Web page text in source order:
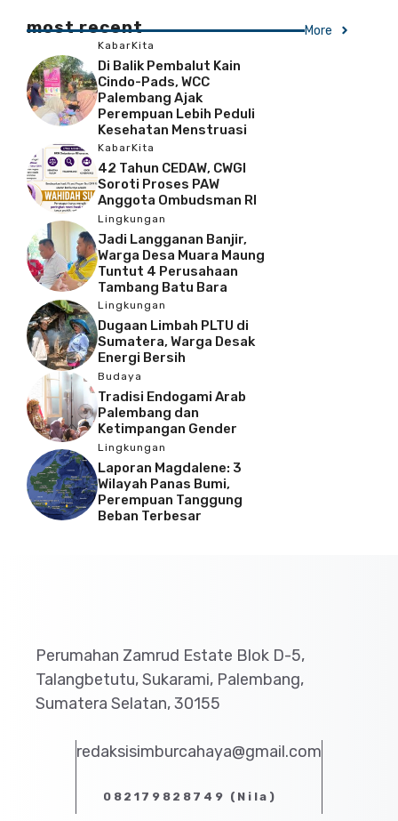
most recent More
KabarKita
Di Balik Pembalut Kain
Cindo-Pads, WCC
Palembang Ajak
Perempuan Lebih Peduli
Kesehatan Menstruasi
KabarKita
42 Tahun CEDAW, CWGI
Soroti Proses PAW
Anggota Ombudsman RI
Lingkungan
Jadi Langganan Banjir,
Warga Desa Muara Maung
Tuntut 4 Perusahaan
Tambang Batu Bara
Lingkungan
Dugaan Limbah PLTU di
Sumatera, Warga Desak
Energi Bersih
Budaya
Tradisi Endogami Arab
Palembang dan
Ketimpangan Gender
Lingkungan
Laporan Magdalene: 3
Wilayah Panas Bumi,
Perempuan Tanggung
Beban Terbesar
Perumahan Zamrud Estate Blok D-5,
Talangbetutu, Sukarami, Palembang,
Sumatera Selatan, 30155
redaksisimburcahaya@gmail.com
082179828749 (Nila)